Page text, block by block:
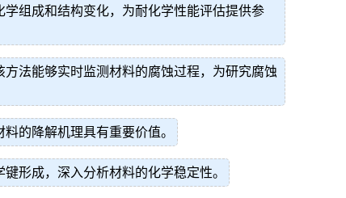
组成和结构变化，为耐化学性能评估提供参
法能够实时监测材料的腐蚀过程，为研究腐蚀
的降解机理具有重要价值。
形成，深入分析材料的化学稳定性。